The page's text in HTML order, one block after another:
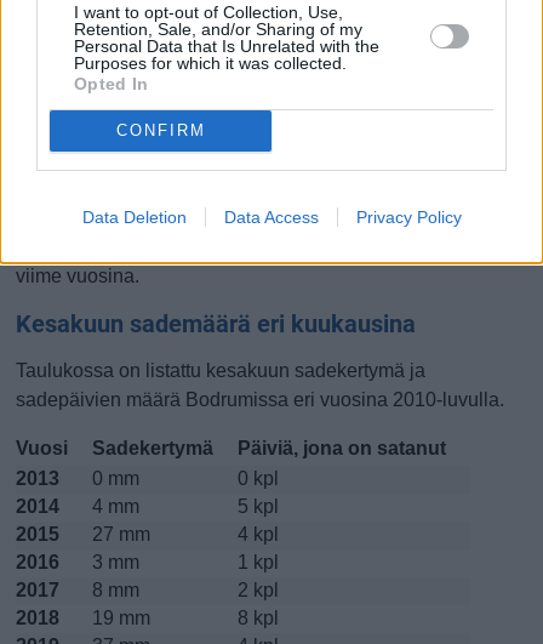
I want to opt-out of Collection, Use,
Retention, Sale, and/or Sharing of my
Personal Data that Is Unrelated with the
Purposes for which it was collected.
Opted In
CONFIRM
Data Deletion Data Access Privacy Policy
Huhtikuussa Toukokuussa Kesäkuussa
Heinäkuussa
Lokakuussa Marraskuussa
Kiinnostavatko lämpötilat?
viime vuosina.
Kesakuun sademäärä eri kuukausina
Taulukossa on listattu kesakuun sadekertymä ja
sadepäivien määrä Bodrumissa eri vuosina 2010-luvulla.
Vuosi Sadekertymä
Päiviä, jona on satanut
2013
0 mm
0 kpl
2014
4 mm
5 kpl
2015
27 mm
4 kpl
2016
3 mm
1 kpl
2017
8 mm
2 kpl
2018
19 mm
8 kpl